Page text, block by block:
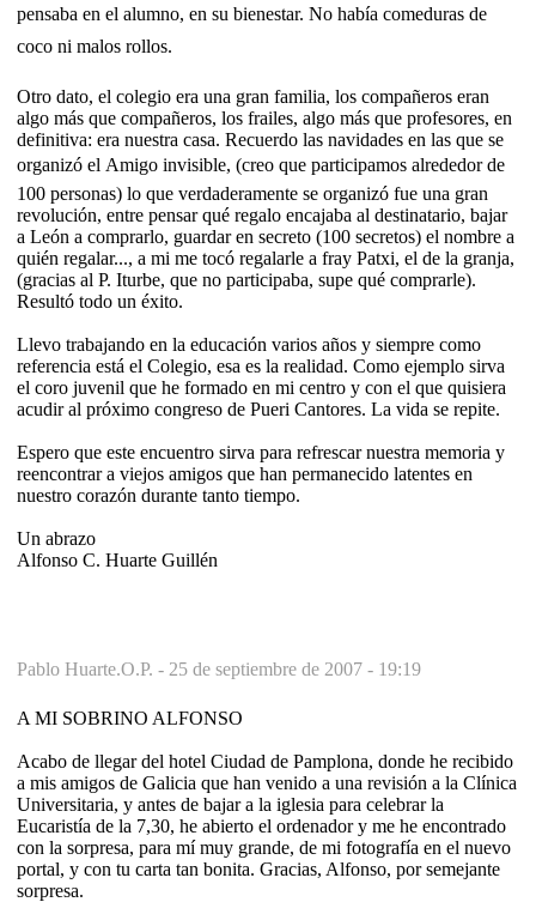
pensaba en el alumno, en su bienestar. No había comeduras de
coco ni malos rollos.
Otro dato, el colegio era una gran familia, los compañeros eran
algo más que compañeros, los frailes, algo más que profesores, en
definitiva: era nuestra casa. Recuerdo las navidades en las que se
organizó el Amigo invisible, (creo que participamos alrededor de
100 personas) lo que verdaderamente se organizó fue una gran
revolución, entre pensar qué regalo encajaba al destinatario, bajar
a León a comprarlo, guardar en secreto (100 secretos) el nombre a
quién regalar..., a mi me tocó regalarle a fray Patxi, el de la granja,
(gracias al P. Iturbe, que no participaba, supe qué comprarle).
Resultó todo un éxito.
Llevo trabajando en la educación varios años y siempre como
referencia está el Colegio, esa es la realidad. Como ejemplo sirva
el coro juvenil que he formado en mi centro y con el que quisiera
acudir al próximo congreso de Pueri Cantores. La vida se repite.
Espero que este encuentro sirva para refrescar nuestra memoria y
reencontrar a viejos amigos que han permanecido latentes en
nuestro corazón durante tanto tiempo.
Un abrazo
Alfonso C. Huarte Guillén
Pablo Huarte.O.P. - 25 de septiembre de 2007 - 19:19
A MI SOBRINO ALFONSO
Acabo de llegar del hotel Ciudad de Pamplona, donde he recibido
a mis amigos de Galicia que han venido a una revisión a la Clínica
Universitaria, y antes de bajar a la iglesia para celebrar la
Eucaristía de la 7,30, he abierto el ordenador y me he encontrado
con la sorpresa, para mí muy grande, de mi fotografía en el nuevo
portal, y con tu carta tan bonita. Gracias, Alfonso, por semejante
sorpresa.